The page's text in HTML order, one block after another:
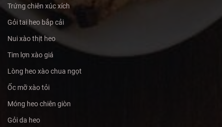
Trứng chiên xúc xích
Gỏi tai heo bắp cải
Nui xào thịt heo
Tim lợn xào giá
Lòng heo xào chua ngọt
Ốc mỡ xào tỏi
Móng heo chiên giòn
Gỏi da heo